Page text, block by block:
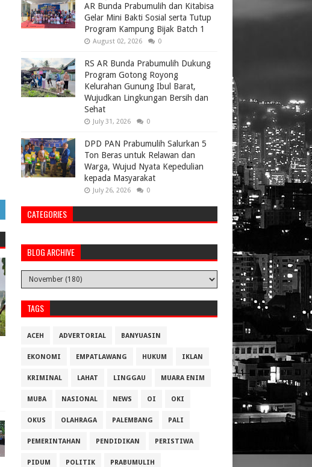
AR Bunda Prabumulih dan Kitabisa
Gelar Mini Bakti Sosial serta Tutup
Program Kampung Bijak Batch 1
August 02, 2026 0
RS AR Bunda Prabumulih Dukung
Program Gotong Royong
Kelurahan Gunung Ibul Barat,
Wujudkan Lingkungan Bersih dan
Sehat
July 31, 2026 0
DPD PAN Prabumulih Salurkan 5
Ton Beras untuk Relawan dan
Warga, Wujud Nyata Kepedulian
kepada Masyarakat
July 26, 2026 0
CATEGORIES
BLOG ARCHIVE
TAGS
ACEH ADVERTORIAL BANYUASIN
EKONOMI EMPATLAWANG HUKUM IKLAN
KRIMINAL LAHAT LINGGAU MUARA ENIM
MUBA NASIONAL NEWS OI OKI
OKUS OLAHRAGA PALEMBANG PALI
PEMERINTAHAN PENDIDIKAN PERISTIWA
PIDUM POLITIK PRABUMULIH